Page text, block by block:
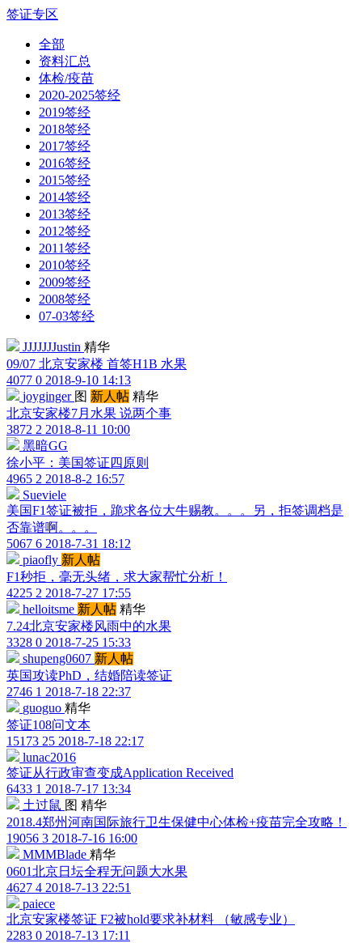
签证专区
全部
资料汇总
体检/疫苗
2020-2025签经
2019签经
2018签经
2017签经
2016签经
2015签经
2014签经
2013签经
2012签经
2011签经
2010签经
2009签经
2008签经
07-03签经
JJJJJJJustin 精华
09/07 北京安家楼 首签H1B 水果
4077 0 2018-9-10 14:13
joyginger 图 新人帖 精华
北京安家楼7月水果 说两个事
3872 2 2018-8-11 10:00
黑暗GG
徐小平：美国签证四原则
4965 2 2018-8-2 16:57
Sueviele
美国F1签证被拒，跪求各位大牛赐教。。。另，拒签调档是
否靠谱啊。。。
5067 6 2018-7-31 18:12
piaofly 新人帖
F1秒拒，毫无头绪，求大家帮忙分析！
4225 2 2018-7-27 17:55
helloitsme 新人帖 精华
7.24北京安家楼风雨中的水果
3328 0 2018-7-25 15:33
shupeng0607 新人帖
英国攻读PhD，结婚陪读签证
2746 1 2018-7-18 22:37
guoguo 精华
签证108问文本
15173 25 2018-7-18 22:17
lunac2016
签证从行政审查变成Application Received
6433 1 2018-7-17 13:34
土过鼠 图 精华
2018.4郑州河南国际旅行卫生保健中心体检+疫苗完全攻略！
19056 3 2018-7-16 16:00
MMMBlade 精华
0601北京日坛全程无问题大水果
4627 4 2018-7-13 22:51
paiece
北京安家楼签证 F2被hold要求补材料 （敏感专业）
2283 0 2018-7-13 17:11